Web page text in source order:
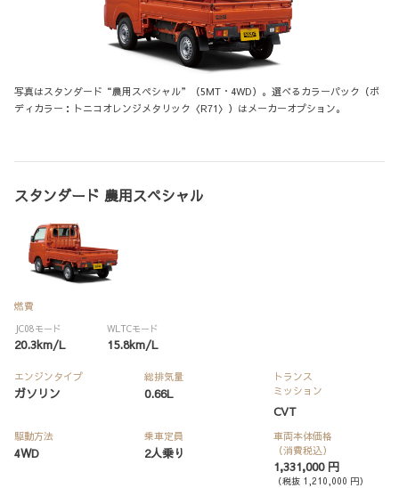
写真はスタンダード“農用スペシャル”（5MT・4WD）。選べるカラーパック（ボ
ディカラー：トニコオレンジメタリック〈R71〉）はメーカーオプション。
スタンダード 農用スペシャル
燃費
JC08モード
20.3km/L
WLTCモード
15.8km/L
エンジンタイプ
ガソリン
総排気量
0.66L
トランス
ミッション
CVT
駆動方法
4WD
乗車定員
2人乗り
車両本体価格
（消費税込）
1,331,000 円
（税抜 1,210,000 円）